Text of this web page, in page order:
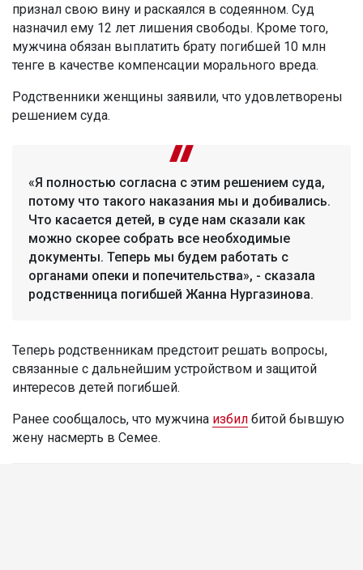
признал свою вину и раскаялся в содеянном. Суд
назначил ему 12 лет лишения свободы. Кроме того,
мужчина обязан выплатить брату погибшей 10 млн
тенге в качестве компенсации морального вреда.
Родственники женщины заявили, что удовлетворены
решением суда.
«Я полностью согласна с этим решением суда,
потому что такого наказания мы и добивались.
Что касается детей, в суде нам сказали как
можно скорее собрать все необходимые
документы. Теперь мы будем работать с
органами опеки и попечительства», - сказала
родственница погибшей Жанна Нургазинова.
Теперь родственникам предстоит решать вопросы,
связанные с дальнейшим устройством и защитой
интересов детей погибшей.
Ранее сообщалось, что мужчина избил битой бывшую
жену насмерть в Семее.